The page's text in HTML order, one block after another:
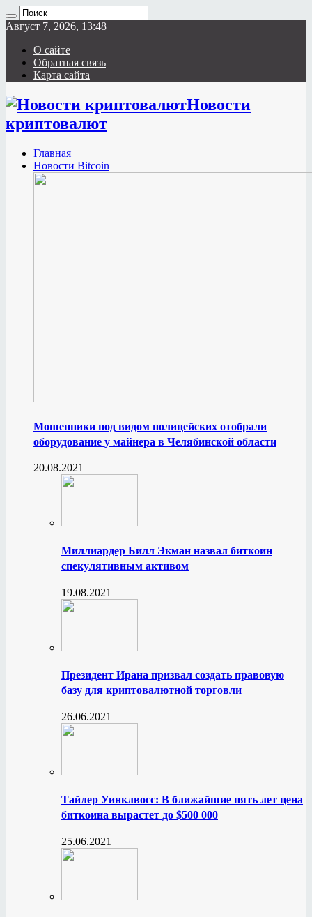
Август 7, 2026, 13:48
О сайте
Обратная связь
Карта сайта
Новости
криптовалют
Главная
Новости Bitcoin
Мошенники под видом полицейских отобрали
оборудование у майнера в Челябинской области
20.08.2021
Миллиардер Билл Экман назвал биткоин
спекулятивным активом
19.08.2021
Президент Ирана призвал создать правовую
базу для криптовалютной торговли
26.06.2021
Тайлер Уинклвосс: В ближайшие пять лет цена
биткоина вырастет до $500 000
25.06.2021